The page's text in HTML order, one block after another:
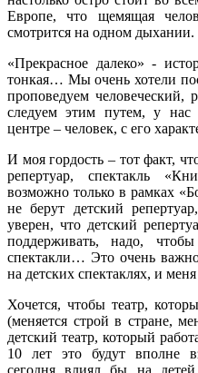
Европе, что щемящая
смотрится на одном дыхании.
«Прекрасное далеко» -
тонкая… Мы очень хотели
проповедуем человеческий,
следуем этим путем, у нас
центре – человек, с его
И моя гордость – тот факт,
репертуар, спектакль
возможно только в рамках
не берут детский
уверен, что детский
поддерживать, надо,
спектакли… Это очень
на детских спектаклях, и меня
Хочется, чтобы театр,
(меняется строй в стране,
детский театр, который
10 лет это будут вполне
сегодня влиял бы на